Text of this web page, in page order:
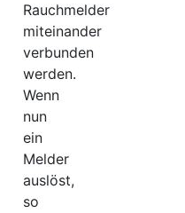
Rauchmelder
miteinander
verbunden
werden.
Wenn
nun
ein
Melder
auslöst,
so